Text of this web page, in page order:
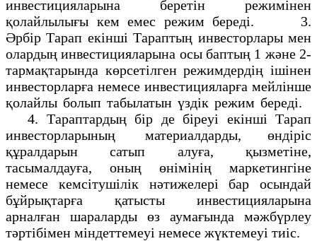
инвестицияларына беретін режимінен
қолайлылығы кем емес режим береді. 3.
Әрбір Тарап екінші Тараптың инвесторлары мен
олардың инвестицияларына осы баптың 1 және 2-
тармақтарында көрсетілген режимдердің ішінен
инвесторларға немесе инвестицияларға мейлінше
қолайлы болып табылатын үздік режим береді.
4. Тараптардың бір де біреуі екінші Тарап
инвесторларының материалдарды, өндіріс
құралдарын сатып алуға, қызметіне,
тасымалдауға, оның өнімінің маркетингіне
немесе кемсітушілік нәтижелері бар осындай
бұйрықтарға қатысты инвестицияларына
арналған шараларды өз аумағында мәжбүрлеу
тәртібімен міндеттемеуі немесе жүктемеуі тиіс.